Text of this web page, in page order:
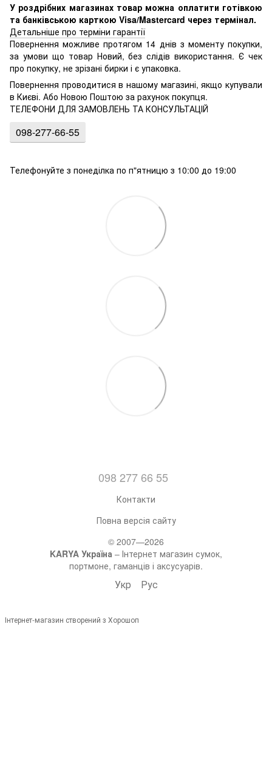
У роздрібних магазинах товар можна оплатити готівкою
та банківською карткою Visa/Mastercard через термінал.
Детальніше про терміни гарантії
Повернення можливе протягом 14 днів з моменту покупки,
за умови що товар Новий, без слідів використання. Є чек
про покупку, не зрізані бирки і є упаковка.
Повернення проводитися в нашому магазині, якщо купували
в Києві. Або Новою Поштою за рахунок покупця.
ТЕЛЕФОНИ ДЛЯ ЗАМОВЛЕНЬ ТА КОНСУЛЬТАЦІЙ
098-277-66-55
Телефонуйте з понеділка по п"ятницю з 10:00 до 19:00
098 277 66 55
Контакти
Повна версія сайту
© 2007—2026
KARYA Україна – Інтернет магазин сумок,
портмоне, гаманців і аксусуарів.
Укр Рус
Інтернет-магазин створений з Хорошоп